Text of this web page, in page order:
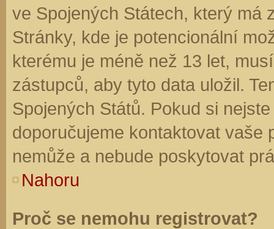
ve Spojených Státech, který má
Stránky, kde je potencionální
kterému je méně než 13 let,
zástupců, aby tyto data uložil.
Spojených Států. Pokud si
doporučujeme kontaktovat vaše
nemůže a nebude poskytovat
Nahoru
Proč se nemohu registrovat?